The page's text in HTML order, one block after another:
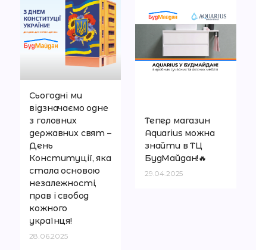
Сьогодні ми
відзначаємо одне
з головних
державних свят –
День
Конституції, яка
стала основою
незалежності,
прав і свобод
кожного
українця!
28.06.2025
Тепер магазин
Aquarius можна
знайти в ТЦ
БудМайдан!🔥
29.04.2025